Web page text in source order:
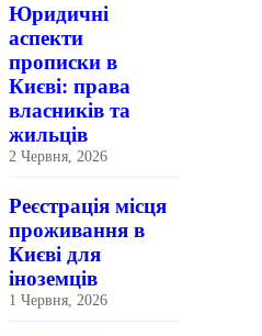
Юридичні
аспекти
прописки в
Києві: права
власників та
жильців
2 Червня, 2026
Реєстрація місця
проживання в
Києві для
іноземців
1 Червня, 2026